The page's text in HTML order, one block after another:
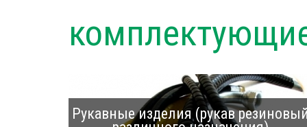
Рукавные изделия (рукав